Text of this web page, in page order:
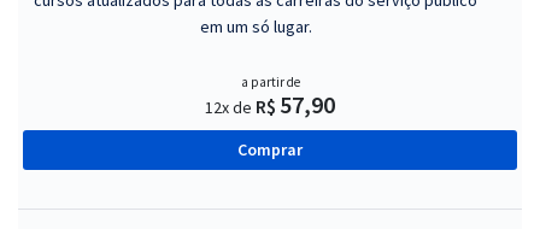
em um só lugar.
a partir de
12x de R$ 57,90
Comprar